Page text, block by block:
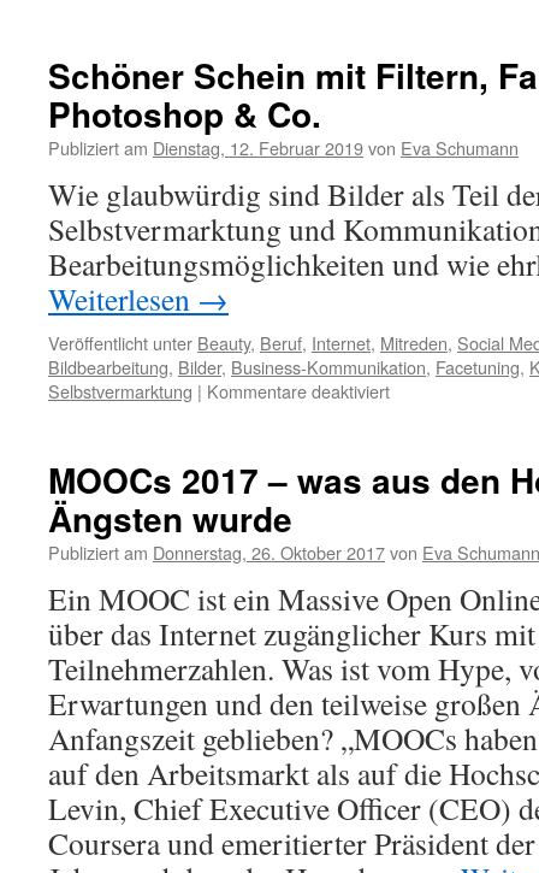
Schöner Schein mit Filtern,
Photoshop & Co.
Publiziert am Dienstag, 12. Februar 2019von Eva Schumann
Wie glaubwürdig sind Bilder als Teil
Selbstvermarktung und
Bearbeitungsmöglichkeiten und wie
Weiterlesen →
Veröffentlicht unter Beauty, Beruf, Internet, Mitreden, Social
Bildbearbeitung, Bilder, Business-Kommunikation, Facetuning,
Selbstvermarktung | Kommentare deaktiviert
MOOCs 2017 – was aus den
Ängsten wurde
Publiziert am Donnerstag, 26. Oktober 2017von Eva Schumann
Ein MOOC ist ein Massive Open
über das Internet zugänglicher Kurs
Teilnehmerzahlen. Was ist vom Hype,
Erwartungen und den teilweise großen
Anfangszeit geblieben? „MOOCs
auf den Arbeitsmarkt als auf die
Levin, Chief Executive Officer (CEO)
Coursera und emeritierter Präsident